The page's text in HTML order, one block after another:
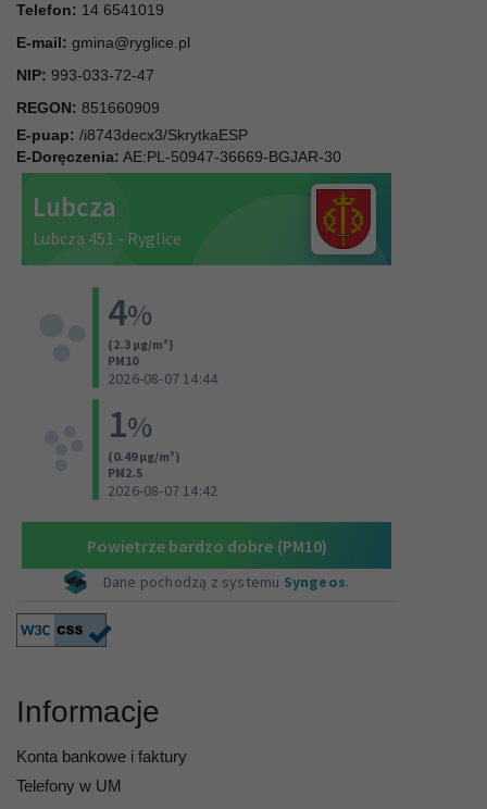
Telefon: 14 6541019
E-mail: gmina@ryglice.pl
NIP: 993-033-72-47
REGON: 851660909
E-puap: /i8743decx3/SkrytkaESP
E-Doręczenia: AE:PL-50947-36669-BGJAR-30
Informacje
Konta bankowe i faktury
Telefony w UM